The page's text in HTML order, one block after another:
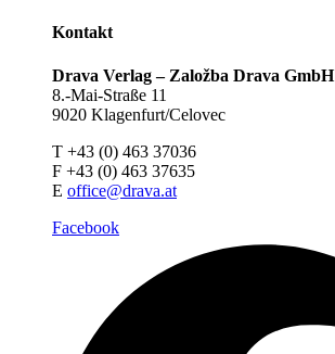
Kontakt
Drava Verlag – Založba Drava GmbH
8.-Mai-Straße 11
9020 Klagenfurt/Celovec
T +43 (0) 463 37036
F +43 (0) 463 37635
E office@drava.at
Facebook